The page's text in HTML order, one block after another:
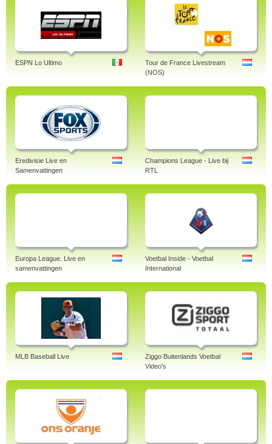
ESPN Lo Ultimo
Tour de France Livestream
(NOS)
Eredivisie Live en
Samenvattingen
Champions League - Live bij
RTL
Europa League. Live en
samenvattingen
Voetbal Inside - Voetbal
International
MLB Baseball Live
Ziggo Buitenlands Voetbal
Video's